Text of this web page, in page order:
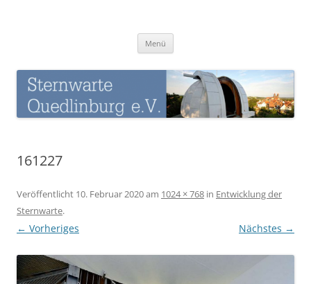
Menü
161227
Veröffentlicht 10. Februar 2020am 1024 × 768 in Entwicklung der
Sternwarte.
← Vorheriges Nächstes →